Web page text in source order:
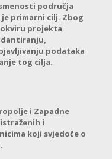
područja
primarni cilj. Zbog
okviru projekta
podataka
tog cilja.
i Zapadne
i
koji svjedoče o